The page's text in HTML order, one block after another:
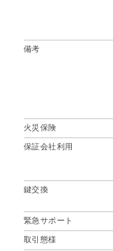
備考
火災保険
保証会社利用
鍵交換
緊急サポート
取引態様